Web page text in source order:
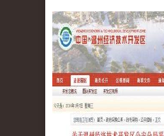
tu_1.jpg